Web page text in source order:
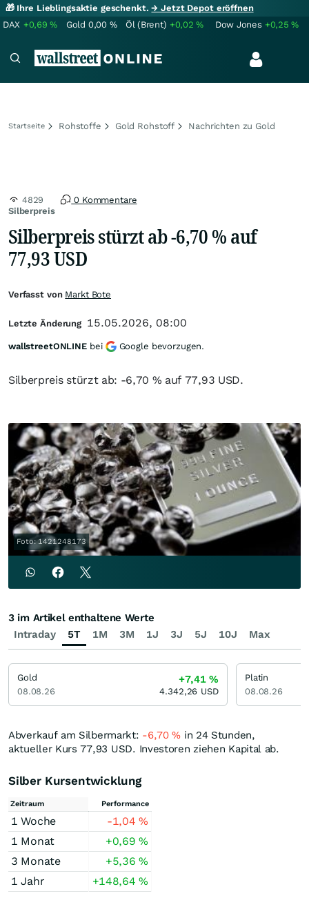
🎁 Ihre Lieblingsaktie geschenkt.→ Jetzt Depot eröffnen
DAX +0,69% Gold 0,00 % Öl (Brent) +0,02% Dow Jones +0,25%
Startseite Rohstoffe Gold Rohstoff Nachrichten zu Gold
Silberpreis
4829 0 Kommentare
Silberpreis stürzt ab -6,70 % auf
77,93 USD
Silberpreis stürzt ab: -6,70 % auf 77,93 USD.
Foto: 1421248173
Abverkauf am Silbermarkt: -6,70% in 24 Stunden,
aktueller Kurs 77,93 USD. Investoren ziehen Kapital ab.
Silber Kursentwicklung
Zeitraum Performance
1 Woche -1,04%
1 Monat
+0,69%
3 Monate
+5,36%
1 Jahr
+148,64%
Verfasst von Markt Bote
Letzte Änderung 15.05.2026, 08:00
wallstreetONLINE bei Google bevorzugen.
Intraday 5T 1M 3M 1J 3J 5J 10J Max
3 im Artikel enthaltene Werte
Gold
08.08.26
+7,41%
4.342,26 USD
Platin
08.08.26